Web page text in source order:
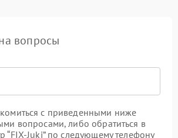
вопросы
с приведенными ниже
вопросами, либо обратиться в
“FIX-Juki” по следующему телефону